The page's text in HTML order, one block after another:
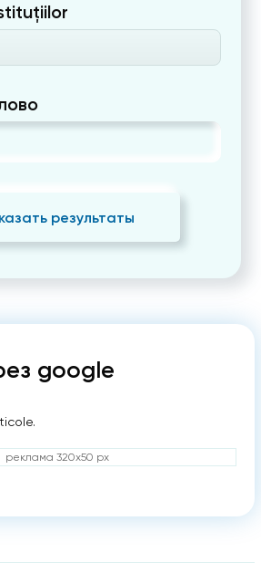
результаты
google
реклама 320x50 px